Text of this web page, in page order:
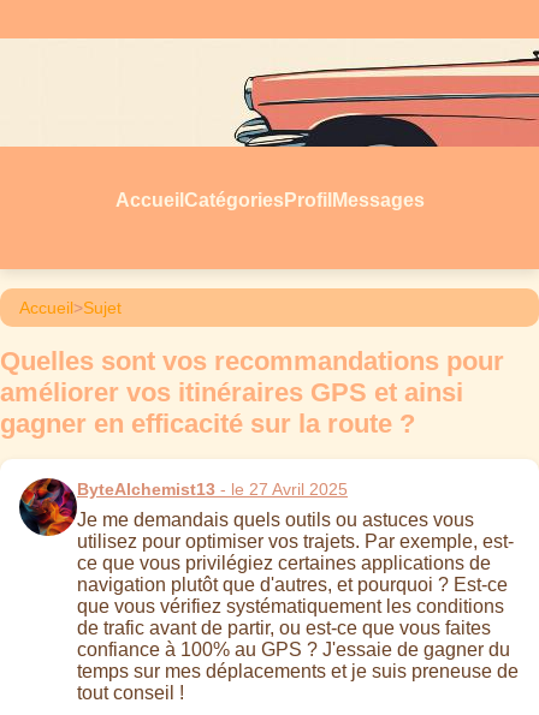
Accueil Catégories Profil Messages
Accueil>Sujet
Quelles sont vos recommandations pour
améliorer vos itinéraires GPS et ainsi
gagner en efficacité sur la route ?
ByteAlchemist13 - le 27 Avril 2025
Je me demandais quels outils ou astuces vous
utilisez pour optimiser vos trajets. Par exemple, est-
ce que vous privilégiez certaines applications de
navigation plutôt que d'autres, et pourquoi ? Est-ce
que vous vérifiez systématiquement les conditions
de trafic avant de partir, ou est-ce que vous faites
confiance à 100% au GPS ? J'essaie de gagner du
temps sur mes déplacements et je suis preneuse de
tout conseil !